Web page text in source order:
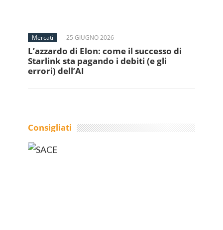
Mercati 25 GIUGNO 2026
L’azzardo di Elon: come il successo di
Starlink sta pagando i debiti (e gli
errori) dell’AI
Consigliati